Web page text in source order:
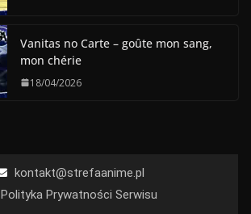
Vanitas no Carte – goûte mon sang,
mon chérie
18/04/2026
kontakt@strefaanime.pl
Polityka Prywatności Serwisu